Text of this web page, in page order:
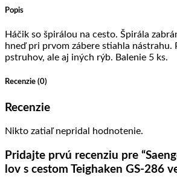
Teighaken
286
veľ.
4,
ks
Popis
Háčik so špirálou na cesto. Špirála
hneď pri prvom zábere stiahla nástrahu.
pstruhov, ale aj iných rýb. Balenie 5 ks.
Recenzie (0)
Recenzie
Nikto zatiaľ nepridal hodnotenie.
Pridajte prvú recenziu pre
lov s cestom Teighaken GS-286